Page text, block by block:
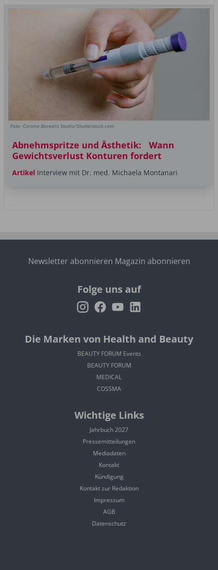
Foto: Corona Borealis Studio/Shutterstock.com
Abnehmspritze und Ästhetik: Wann
Gewichtsverlust Konturen fordert
Artikel Interview mit Dr. med. Michaela Montanari
Newsletter abonnieren Magazin abonnieren
Folge uns auf
Die Marken von Health and Beauty
BEAUTY FORUM Events
BEAUTY FORUM
MEDICAL
COSSMA
Wichtige Links
Jahrbuch 2027
Pressemitteilungen
Mediadaten
Kontakt
Kündigung
Kontakt zur Redaktion
Impressum
AGB
Datenschutz